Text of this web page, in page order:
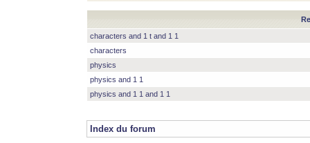
characters and 1 t and 1 1
characters
physics
physics and 1 1
physics and 1 1 and 1 1
Index du forum